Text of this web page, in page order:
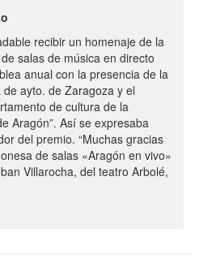
recibir un homenaje de la
salas de música en directo
anual con la presencia de la
ayto. de Zaragoza y el
de cultura de la
Aragón”. Así se expresaba
del premio. “Muchas gracias
de salas «Aragón en vivo»
Villarocha, del teatro Arbolé,